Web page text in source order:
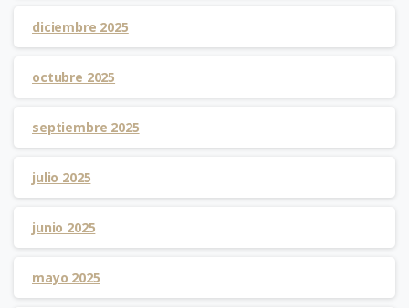
diciembre 2025
octubre 2025
septiembre 2025
julio 2025
junio 2025
mayo 2025